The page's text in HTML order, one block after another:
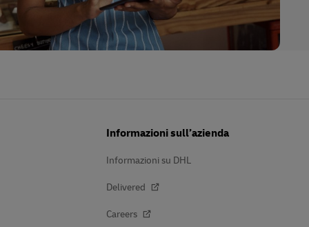
Informazioni sull’azienda
Informazioni su DHL
Delivered
Careers